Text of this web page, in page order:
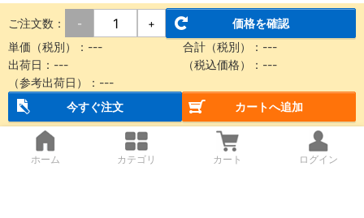
ご注文数： - +
価格を確認
単価（税別）： --- 合計（税別）： ---
出荷日： --- （税込価格）： ---
（参考出荷日）： ---
今すぐ注文
カートへ追加
ホーム カテゴリ カート ログイン